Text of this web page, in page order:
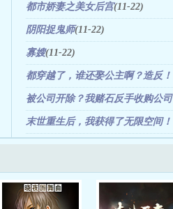
06)
都市娇妻之美女后宫(11-22)
阴阳捉鬼师(11-22)
寡嫂(11-22)
都穿越了，谁还娶公主啊？造反！
(09-23)
被公司开除？我赌石反手收购公司
(02-21)
末世重生后，我获得了无限空间！